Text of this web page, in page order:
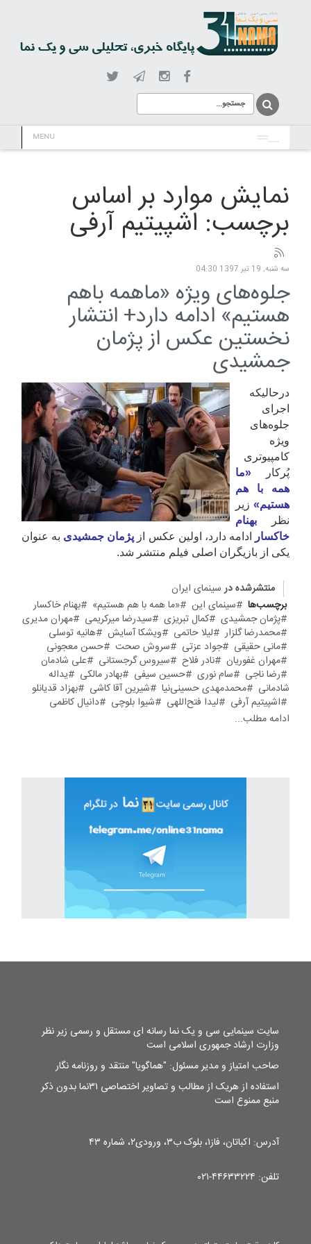
MENU
نمایش موارد بر اساس
برچسب: اشپیتیم آرفی
سه شنبه, 19 تیر 1397 04:30
جلوه‌های ویژه «ماهمه باهم
هستیم» ادامه دارد+ انتشار
نخستین عکس از پژمان
جمشیدی
درحالیکه
اجرای
جلوه‌های
ویژه
کامپیوتری
پُرکار
«ما
همه با هم
هستیم» زیر
نظر
بهنام
خاکسار
ادامه دارد، اولین عکس از پژمان جمشیدی به عنوان
یکی از بازیگران اصلی فیلم منتشر شد.
منتشرشده در سینمای ایران
برچسب‌ها
سینمای این «ما همه با هم هستیم»
بهنام خاکسار
پژمان جمشیدی
کمال تبریزی سیدرضا میرکریمی
مهران مدیری
محمدرضا گلزار
لیلا حاتمی ویشکا آسایش
هانیه توسلی
مانی حقیقی
جواد عزتی سروش صحت
حسن معجونی
مهران غفوریان
نادر فلاح سیروس گرجستانی
علی شادمان
رضا ناجی
سام نوری حسین سیفی بهادر مالکی
یداله
شادمانی
محمدمهدی حسینی‌نیا شیرین آقا کاشی
بهزاد قدیانلو
اشپیتیم آرفی
لیدا فتح‌اللهی شیوا بلوچی
دانیال کاظمی
ادامه مطلب...
سایت سینمایی سی و یک نما رسانه ای مستقل و رسمی زیر نظر
وزارت ارشاد جمهوری اسلامی است
صاحب امتیاز و مدیر مسئول: "هماگویا" منتقد و روزنامه نگار
استفاده از هریک از مطالب و تصاویر اختصاصی ۳۱نما بدون ذکر
منبع ممنوع است
آدرس: اکباتان، فاز۱، بلوک ب۳، ورودی۲، شماره ۴۳
تلفن: ۴۴۶۳۳۲۲۴-۰۲۱